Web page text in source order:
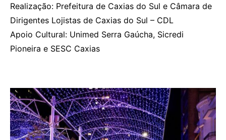
Realização: Prefeitura de Caxias do Sul e Câmara de
Dirigentes Lojistas de Caxias do Sul – CDL
Apoio Cultural: Unimed Serra Gaúcha, Sicredi
Pioneira e SESC Caxias